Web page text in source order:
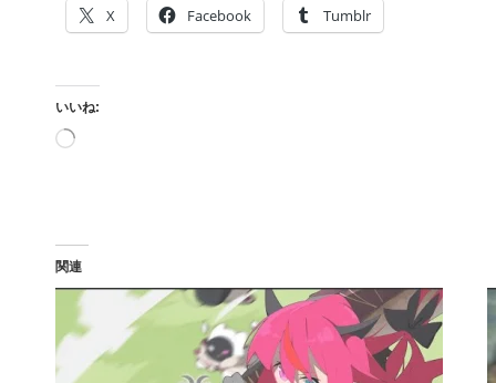
X Facebook Tumblr
いいね:
読
関連